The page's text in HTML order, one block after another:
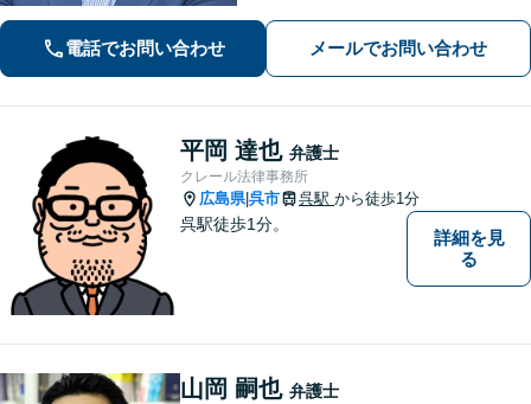
談】【完全個室相談】【休日・夜間対
応可】【本通駅5分】
電話でお問い合わせ メールでお問い合わせ
平岡 達也 弁護士
クレール法律事務所
広島県|呉市 呉駅 から徒歩1分
呉駅徒歩1分。
詳細を見
る
山岡 嗣也 弁護士